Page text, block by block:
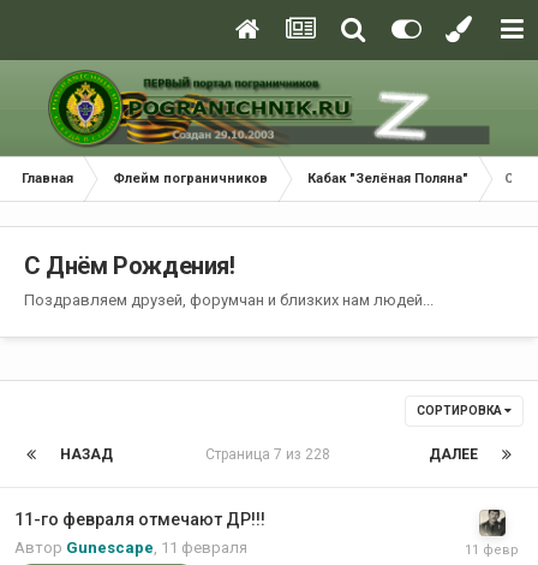
Главная Флейм пограничников Кабак "Зелёная Поляна" С
С Днём Рождения!
Поздравляем друзей, форумчан и близких нам людей...
СОРТИРОВКА
НАЗАД ДАЛЕЕ
Страница 7 из 228
11-го февраля отмечают ДР!!!
Автор Gunescape 11 февраля